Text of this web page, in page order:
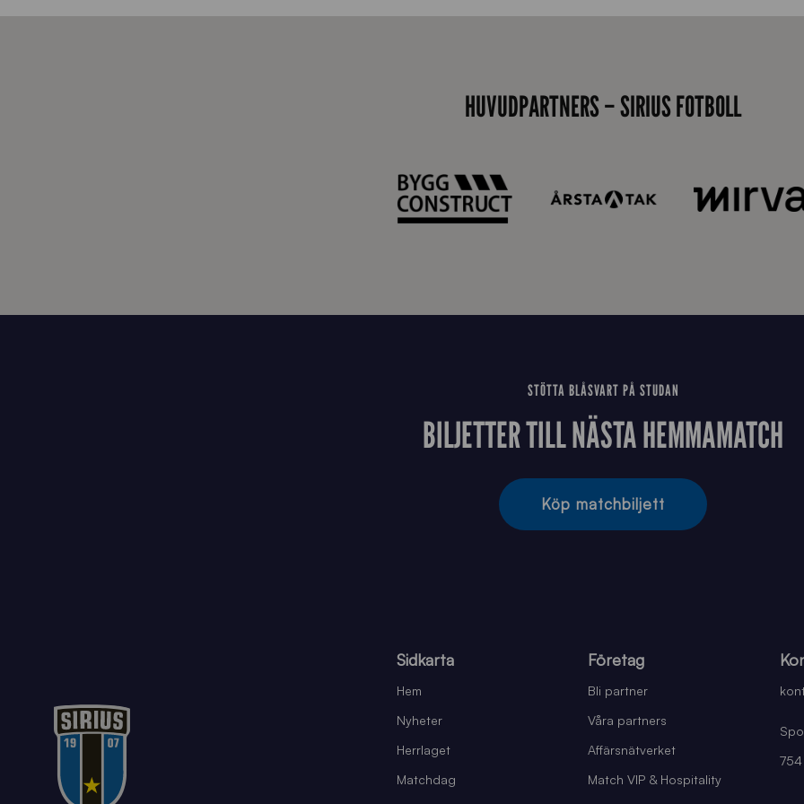
HUVUDPARTNERS – SIRIUS FOTBOLL
STÖTTA BLÅSVART PÅ STUDAN
BILJETTER TILL NÄSTA HEMMAMATCH
Köp matchbiljett
Sidkarta
Hem
Nyheter
Herrlaget
Matchdag
Företag
Bli partner
Våra partners
Affärsnätverket
Match VIP & Hospitality
754